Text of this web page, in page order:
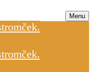
Menu